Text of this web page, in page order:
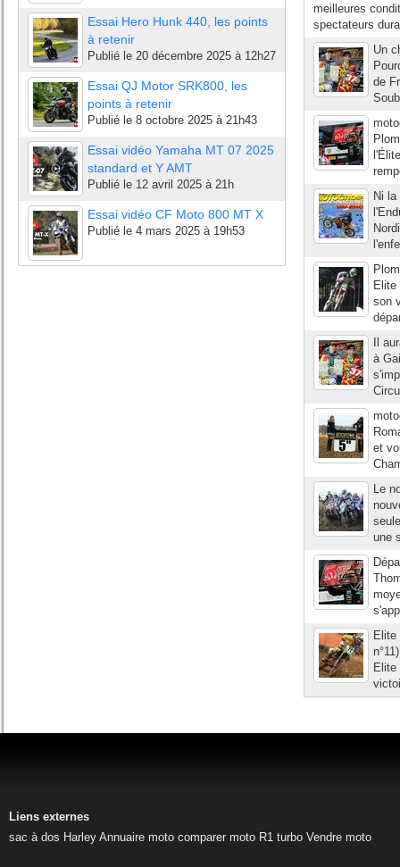
Essai Hero Hunk 440, les points
à retenir
Publié le 20 décembre 2025 à 12h27
Essai QJ Motor SRK800, les
points à retenir
Publié le 8 octobre 2025 à 21h43
Essai vidéo Yamaha MT 07 2025
standard et Y AMT
Publié le 12 avril 2025 à 21h
Essai vidéo CF Moto 800 MT X
Publié le 4 mars 2025 à 19h53
meilleures
spectateurs
Un
de
Ni
son
Il
à
et
Le
une
Elite
Liens externes
sac à dos Harley Annuaire moto comparer moto R1 turbo Vendre moto